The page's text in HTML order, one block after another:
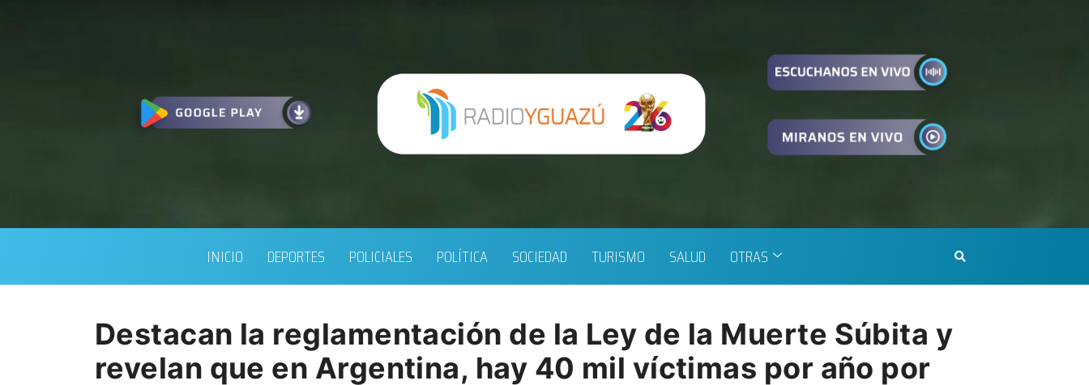
INICIO DEPORTES POLICIALES POLÍTICA SOCIEDAD TURISMO SALUD OTRAS
Destacan la reglamentación de la Ley de la Muerte Súbita y
revelan que en Argentina, hay 40 mil víctimas por año por